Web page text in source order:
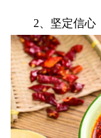
2、坚定信心